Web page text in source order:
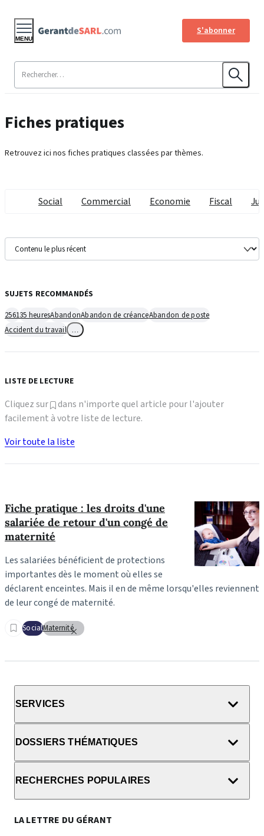
S'abonner
MENU
Fiches pratiques
Retrouvez ici nos fiches pratiques classées par thèmes.
Social Commercial Economie Fiscal
Fiche pratique : les droits d'une
salariée de retour d'un congé de
maternité
Les salariées bénéficient de protections
importantes dès le moment où elles se
déclarent enceintes. Mais il en de même lorsqu'elles reviennent
de leur congé de maternité.
SocialMaternité
SUJETS RECOMMANDÉS
256135 heuresAbandonAbandon de créanceAbandon de poste
Accident du travail
LISTE DE LECTURE
Cliquez sur
dans n'importe quel article pour l'ajouter
facilement à votre liste de lecture.
Voir toute la liste
SERVICES
DOSSIERS THÉMATIQUES
RECHERCHES POPULAIRES
LA LETTRE DU GÉRANT